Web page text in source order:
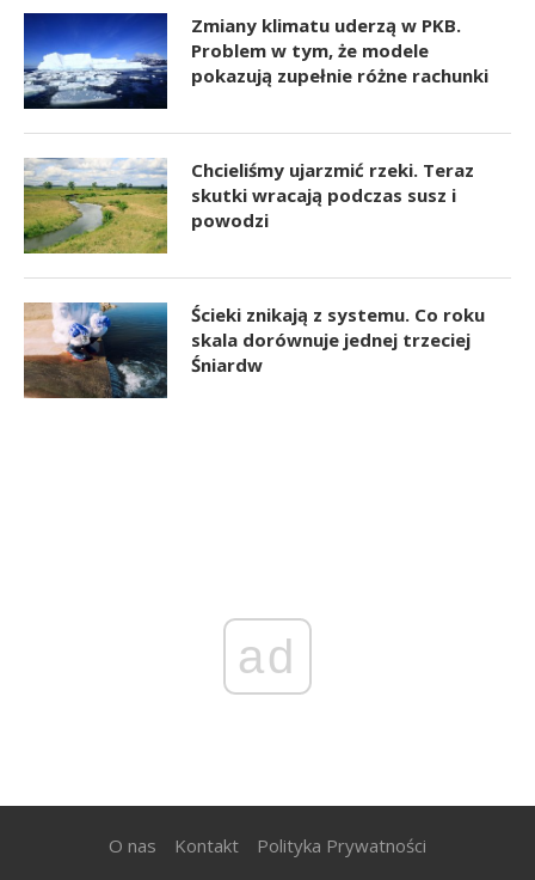
Zmiany klimatu uderzą w PKB.
Problem w tym, że modele
pokazują zupełnie różne rachunki
Chcieliśmy ujarzmić rzeki. Teraz
skutki wracają podczas susz i
powodzi
Ścieki znikają z systemu. Co roku
skala dorównuje jednej trzeciej
Śniardw
ad
O nas Kontakt Polityka Prywatności